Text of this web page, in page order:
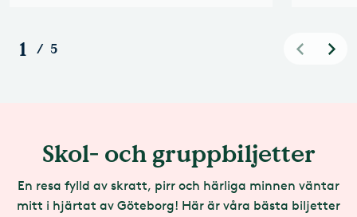
1 / 5
Skol- och gruppbiljetter
En resa fylld av skratt, pirr och härliga minnen väntar
mitt i hjärtat av Göteborg! Här är våra bästa biljetter